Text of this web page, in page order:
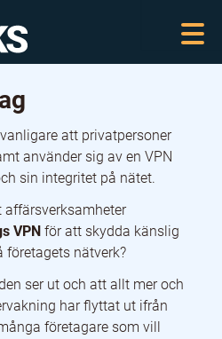
att privatpersoner
använder sig av en VPN
sin integritet på nätet.
VPN för att skydda känslig
nätverk?
ser ut och att allt mer och
har flyttat ut ifrån
företagare som vill